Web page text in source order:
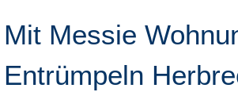
Mit Messie
Entrümpeln